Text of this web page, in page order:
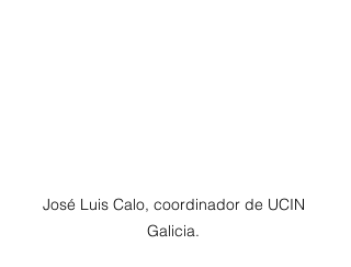
José Luis Calo, coordinador de UCIN
Galicia.